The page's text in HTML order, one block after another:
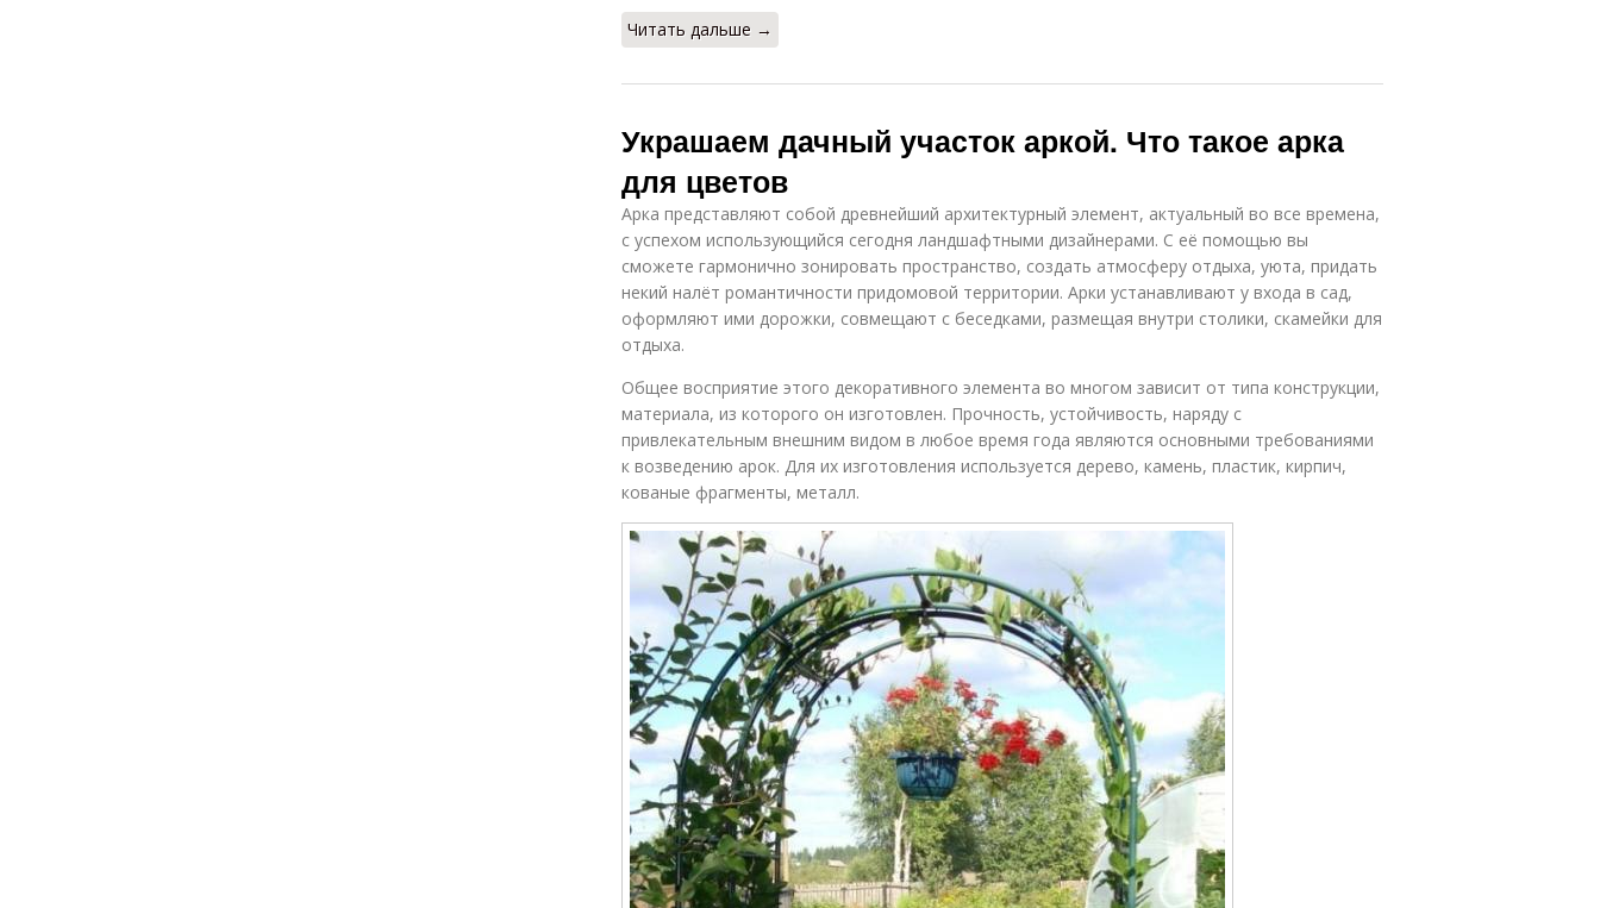
Читать дальше →
Украшаем дачный участок аркой. Что такое арка
для цветов
Арка представляют собой древнейший архитектурный элемент, актуальный во все времена,
с успехом использующийся сегодня ландшафтными дизайнерами. С её помощью вы
сможете гармонично зонировать пространство, создать атмосферу отдыха, уюта, придать
некий налёт романтичности придомовой территории. Арки устанавливают у входа в сад,
оформляют ими дорожки, совмещают с беседками, размещая внутри столики, скамейки для
отдыха.
Общее восприятие этого декоративного элемента во многом зависит от типа конструкции,
материала, из которого он изготовлен. Прочность, устойчивость, наряду с
привлекательным внешним видом в любое время года являются основными требованиями
к возведению арок. Для их изготовления используется дерево, камень, пластик, кирпич,
кованые фрагменты, металл.